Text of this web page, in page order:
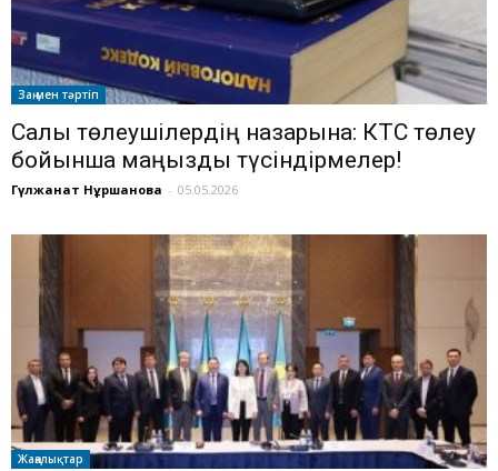
Заң мен тәртіп
Салық төлеушілердің назарына: КТС төлеу
бойынша маңызды түсіндірмелер!
Гүлжанат Нұршанова - 05.05.2026
Жаңалықтар